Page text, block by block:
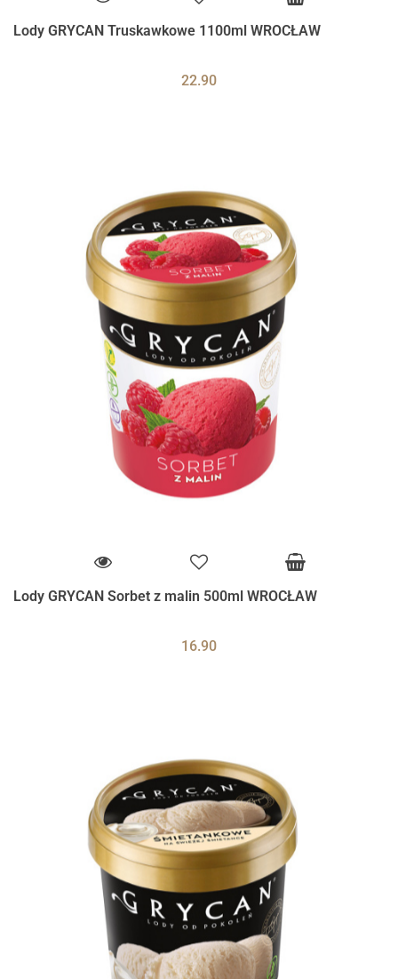
Lody GRYCAN Truskawkowe 1100ml WROCŁAW
22.90
Lody GRYCAN Sorbet z malin 500ml WROCŁAW
16.90